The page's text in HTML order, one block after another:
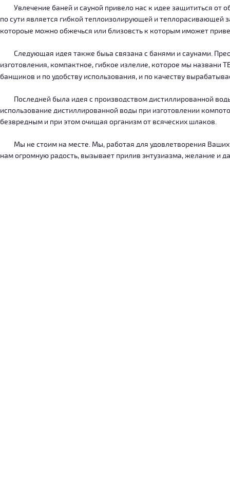
Увлечение баней и сауной привело нас к идее защититься от
по сути является гибкой теплоизолирующей и теплорасивающей
котороые можно обжечься или близовсть к которым иможет
Следующая идея также быьа связана с банями и саунами.
изготовления, компактное, гибкое излелие, которое мы
банщиков и по удобству использования, и по качеству
Последней была идея с производством дистиллированной
использование дистиллированной воды при изготовлении
безвредным и при этом очищая организм от всяческих шлаков.
Мы не стоим на месте. Мы, работая для удовлетворения Ваших
нам огромную радость, вызывает прилив энтузиазма, желание и